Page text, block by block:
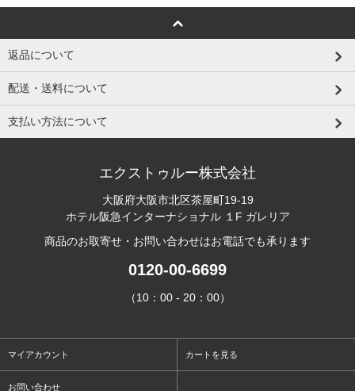
返品について
配送・送料について
支払い方法について
エクストゥルー株式会社
大阪府大阪市北区茶屋町19-19
ホテル阪急インターナショナル １F ガレリア
商品のお取寄せ・お問い合わせはお電話でも承ります
0120-00-6699
（10：00 - 20：00）
マイアカウント カートを見る
お問い合わせ